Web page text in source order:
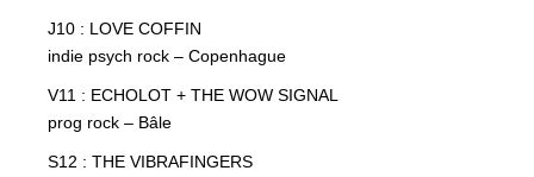
J10 : LOVE COFFIN
indie psych rock – Copenhague
V11 : ECHOLOT + THE WOW SIGNAL
prog rock – Bâle
S12 : THE VIBRAFINGERS